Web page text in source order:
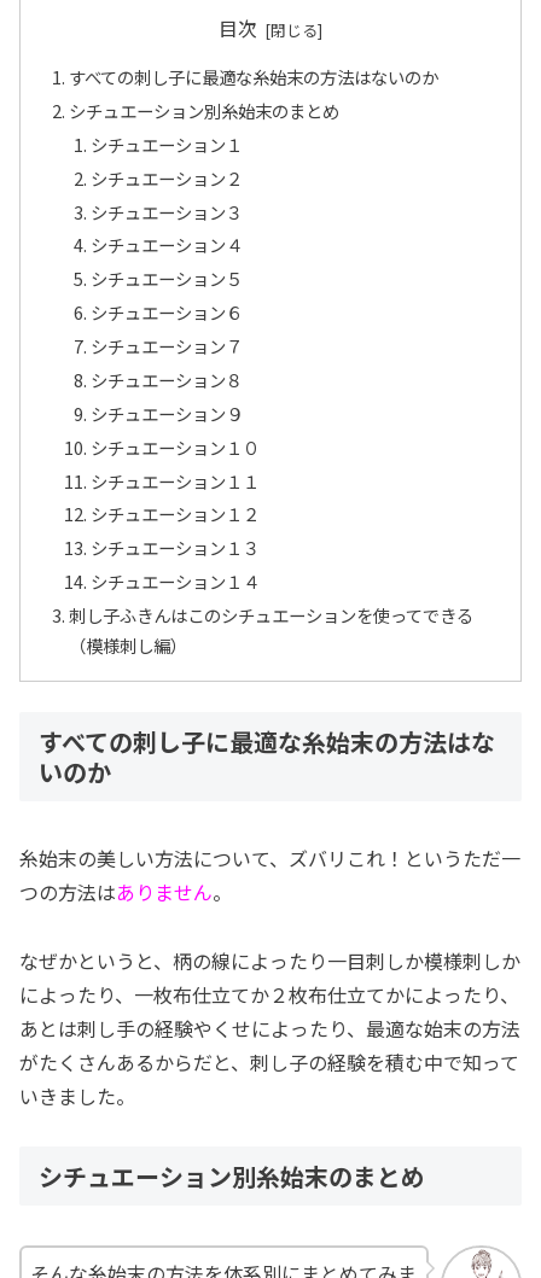
目次
すべての刺し子に最適な糸始末の方法はないのか
シチュエーション別糸始末のまとめ
シチュエーション１
シチュエーション２
シチュエーション３
シチュエーション４
シチュエーション５
シチュエーション６
シチュエーション７
シチュエーション８
シチュエーション９
シチュエーション１０
シチュエーション１１
シチュエーション１２
シチュエーション１３
シチュエーション１４
刺し子ふきんはこのシチュエーションを使ってできる
（模様刺し編）
すべての刺し子に最適な糸始末の方法はな
いのか
糸始末の美しい方法について、ズバリこれ！というただ一
つの方法はありません。
なぜかというと、柄の線によったり一目刺しか模様刺しか
によったり、一枚布仕立てか２枚布仕立てかによったり、
あとは刺し手の経験やくせによったり、最適な始末の方法
がたくさんあるからだと、刺し子の経験を積む中で知って
いきました。
シチュエーション別糸始末のまとめ